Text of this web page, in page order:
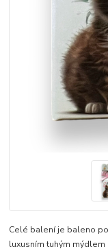
Celé balení je baleno
luxusním tuhým mýdlem